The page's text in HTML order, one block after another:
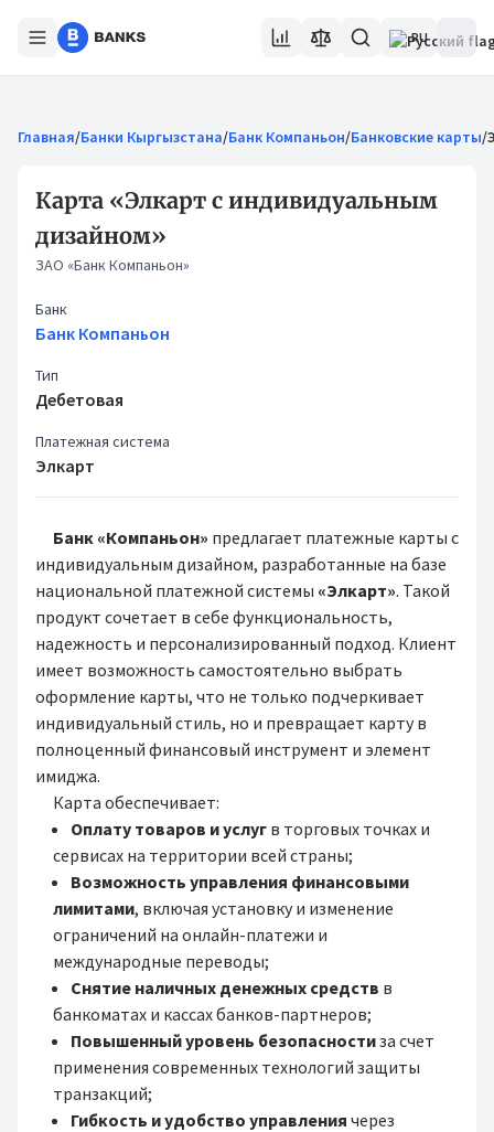
RU
Главная/Банки Кыргызстана/Банк Компаньон/Банковские карты/
Карта «Элкарт с индивидуальным
дизайном»
ЗАО «Банк Компаньон»
Банк
Банк Компаньон
Тип
Дебетовая
Платежная система
Элкарт
Банк «Компаньон» предлагает платежные карты с
индивидуальным дизайном, разработанные на базе
национальной платежной системы «Элкарт». Такой
продукт сочетает в себе функциональность,
надежность и персонализированный подход. Клиент
имеет возможность самостоятельно выбрать
оформление карты, что не только подчеркивает
индивидуальный стиль, но и превращает карту в
полноценный финансовый инструмент и элемент
имиджа.
Карта обеспечивает:
Оплату товаров и услуг в торговых точках и
сервисах на территории всей страны;
Возможность управления финансовыми
лимитами, включая установку и изменение
ограничений на онлайн-платежи и
международные переводы;
Снятие наличных денежных средств в
банкоматах и кассах банков-партнеров;
Повышенный уровень безопасностиза счет
применения современных технологий защиты
транзакций;
Гибкость и удобство управления через